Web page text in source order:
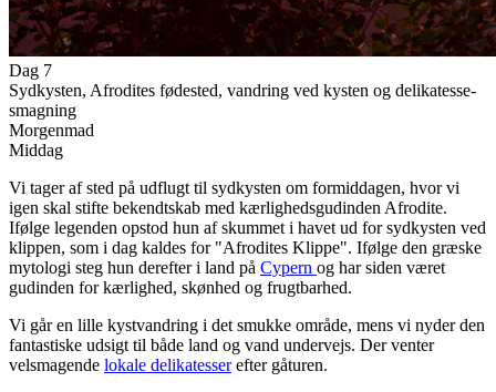
Dag 7
Sydkysten, Afrodites fødested, vandring ved kysten og delikatesse-
smagning
Morgenmad
Middag
Vi tager af sted på udflugt til sydkysten om formiddagen, hvor vi
igen skal stifte bekendtskab med kærlighedsgudinden Afrodite.
Ifølge legenden opstod hun af skummet i havet ud for sydkysten ved
klippen, som i dag kaldes for "Afrodites Klippe". Ifølge den græske
mytologi steg hun derefter i land på Cypern og har siden været
gudinden for kærlighed, skønhed og frugtbarhed.
Vi går en lille kystvandring i det smukke område, mens vi nyder den
fantastiske udsigt til både land og vand undervejs. Der venter
velsmagende lokale delikatesserefter gåturen.